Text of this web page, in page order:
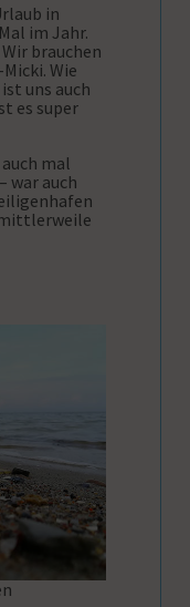
in
im Jahr.
brauchen
Wie
uns auch
es super
mal
war auch